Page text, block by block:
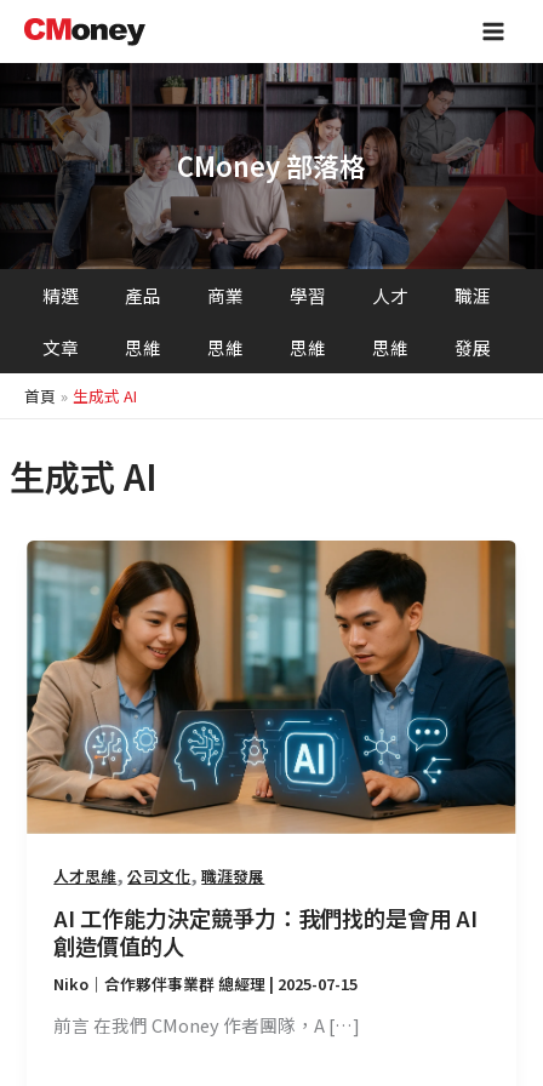
主
容
Main
CMoney 部落格
精選
文章
產品
思維
商業
思維
學習
思維
人才
思維
職涯
發展
首頁 生成式 AI
生成式 AI
人才思維,公司文化,職涯發展
AI 工作能力決定競爭力：我們找的是會用 AI
創造價值的人
Niko｜合作夥伴事業群 總經理 | 2025-07-15
前言 在我們 CMoney 作者團隊，A […]
AI
工
力
決
定
競
爭
力：
們
的
是
會
用